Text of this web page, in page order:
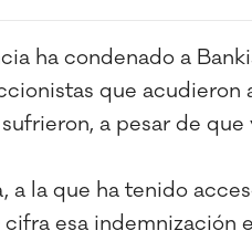
ha condenado a
que acudieron
a pesar de
a la que ha tenido
cifra esa